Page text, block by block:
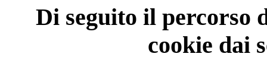
Di seguito il percorso
cookie dai